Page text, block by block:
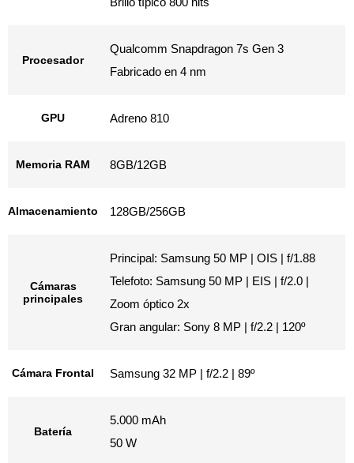
Procesador
Qualcomm Snapdragon 7s Gen 3
Fabricado en 4 nm
GPU Adreno 810
Memoria RAM 8GB/12GB
Almacenamiento 128GB/256GB
Cámaras
principales
Principal: Samsung 50 MP | OIS | f/1.88
Telefoto: Samsung 50 MP | EIS | f/2.0 |
Zoom óptico 2x
Gran angular: Sony 8 MP | f/2.2 | 120º
Cámara Frontal Samsung 32 MP | f/2.2 | 89º
Batería
5.000 mAh
50 W